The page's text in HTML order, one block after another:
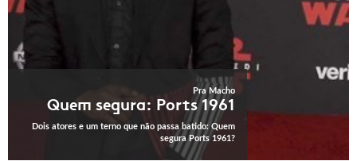
Pra Macho
Quem segura: Ports 1961
Dois atores e um terno que não passa batido: Quem
segura Ports 1961?